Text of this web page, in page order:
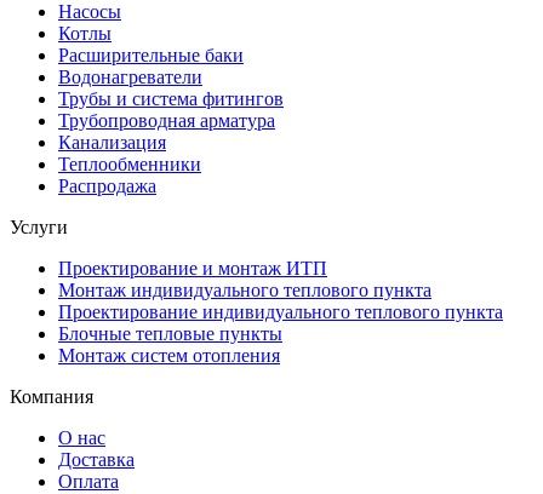
Насосы
Котлы
Расширительные баки
Водонагреватели
Трубы и система фитингов
Трубопроводная арматура
Канализация
Теплообменники
Распродажа
Услуги
Проектирование и монтаж ИТП
Монтаж индивидуального теплового пункта
Проектирование индивидуального теплового пункта
Блочные тепловые пункты
Монтаж систем отопления
Компания
О нас
Доставка
Оплата